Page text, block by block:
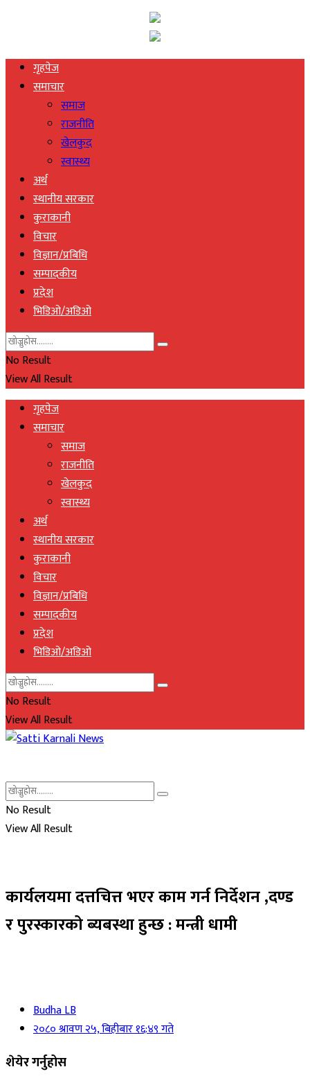
गृहपेज
समाचार
समाज
राजनीति
खेलकुद
स्वास्थ्य
अर्थ
स्थानीय सरकार
कुराकानी
विचार
विज्ञान/प्रबिधि
सम्पादकीय
प्रदेश
भिडिओ/अडिओ
No Result
View All Result
गृहपेज
समाचार
समाज
राजनीति
खेलकुद
स्वास्थ्य
अर्थ
स्थानीय सरकार
कुराकानी
विचार
विज्ञान/प्रबिधि
सम्पादकीय
प्रदेश
भिडिओ/अडिओ
No Result
View All Result
No Result
View All Result
कार्यलयमा दत्तचित्त भएर काम गर्न निर्देशन ,दण्ड
र पुरस्कारको ब्यबस्था हुन्छ : मन्त्री धामी
Budha LB
२०८० श्रावण २५, बिहीबार १६:४९ गते
शेयेर गर्नुहोस